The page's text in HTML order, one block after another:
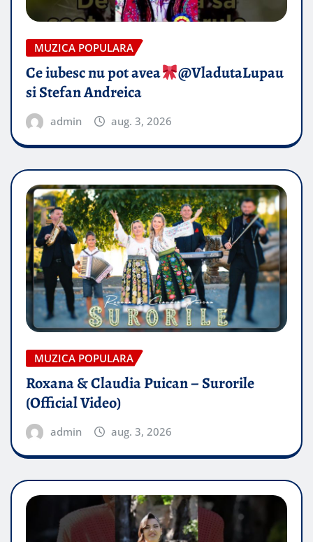
MUZICA POPULARA
Ce iubesc nu pot avea
​@VladutaLupau
si Stefan Andreica
admin aug. 3, 2026
MUZICA POPULARA
Roxana & Claudia Puican – Surorile
(Official Video)
admin aug. 3, 2026